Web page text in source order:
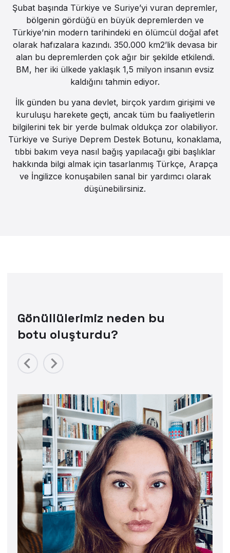
Şubat başında Türkiye ve Suriye’yi vuran depremler,
bölgenin gördüğü en büyük depremlerden ve
Türkiye’nin modern tarihindeki en ölümcül doğal afet
olarak hafızalara kazındı. 350.000 km2’lik devasa bir
alan bu depremlerden çok ağır bir şekilde etkilendi.
BM, her iki ülkede yaklaşık 1,5 milyon insanın evsiz
kaldığını tahmin ediyor.
İlk günden bu yana devlet, birçok yardım girişimi ve
kuruluşu harekete geçti, ancak tüm bu faaliyetlerin
bilgilerini tek bir yerde bulmak oldukça zor olabiliyor.
Türkiye ve Suriye Deprem Destek Botunu, konaklama,
tıbbi bakım veya nasıl bağış yapılacağı gibi başlıklar
hakkında bilgi almak için tasarlanmış Türkçe, Arapça
ve İngilizce konuşabilen sanal bir yardımcı olarak
düşünebilirsiniz.
Gönüllülerimiz neden bu
botu oluşturdu?
Previous